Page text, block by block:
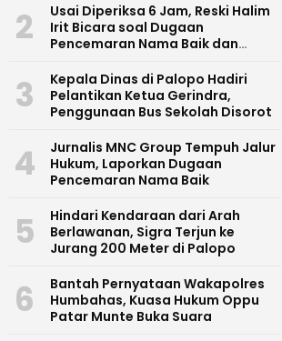
2
Usai Diperiksa 6 Jam, Reski Halim
Irit Bicara soal Dugaan
Pencemaran Nama Baik dan
3
Kepala Dinas di Palopo Hadiri
Pelantikan Ketua Gerindra,
Penggunaan Bus Sekolah Disorot
4
Jurnalis MNC Group Tempuh Jalur
Hukum, Laporkan Dugaan
Pencemaran Nama Baik
5
Hindari Kendaraan dari Arah
Berlawanan, Sigra Terjun ke
Jurang 200 Meter di Palopo
6
Bantah Pernyataan Wakapolres
Humbahas, Kuasa Hukum Oppu
Patar Munte Buka Suara